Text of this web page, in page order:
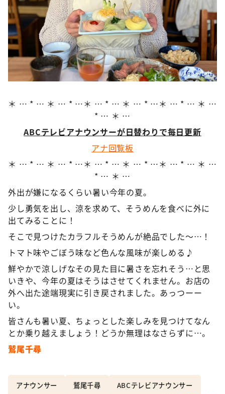
教えて！ニュースライブ 正義のミカタ
ＬＩＦＥ～夢のカタチ～
新婚さんいらっしゃい！
ポツンと一軒家
ザキ山小屋本館
ぺこぱのまるスポ
©ABCテレビ
＊ … * … ＊ … * …＊ … * … ＊ … * …＊ … * … ＊ …
* … ＊ …
ABCテレビアナウンサーが日替わりで毎日更新
アナ回覧板
＊ … * … ＊ … * …＊ … * … ＊ … * …＊ … * … ＊ …
* … ＊ …
外出が嫌になるくらい暑い今年の夏。
少し勇気を出し、涼を求めて、そうめんを食べに外に
出てみることに！
そこで見つけたカラフルそうめんが絶品でした〜…！
トマト味やごぼう味など色んな風味が楽しめる♪
鮮やかで涼しげなその見た目に暑さを忘れそう…と思
いきや、今年の夏はそうはさせてくれません。お店の
外へ出た途端現実に引き戻されました。あっつーー
い。
皆さんも暑い夏、ちょっとした楽しみを見つけてなん
とか乗り越えましょう！どうか無理はなさらずに…。
鷲尾千尋
アナウンサー 鷲尾千尋 ABCテレビアナウンサー